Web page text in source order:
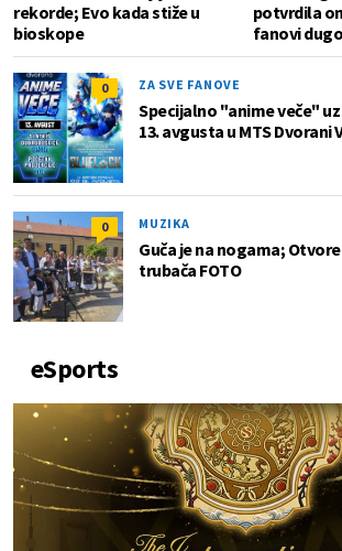
rekorde; Evo kada stiže u
bioskope
potvrdila
fanovi
0 ZA SVE FANOVE
Specijalno "anime veče"
13. avgusta u MTS Dvorani
0 MUZIKA
Guča je na nogama;
trubača FOTO
eSports